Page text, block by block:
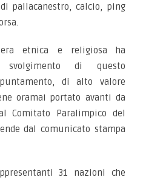
pallacanestro, calcio, ping
etnica e religiosa ha
di questo
di alto valore
oramai portato avanti da
Comitato Paralimpico del
dal comunicato stampa
31 nazioni che